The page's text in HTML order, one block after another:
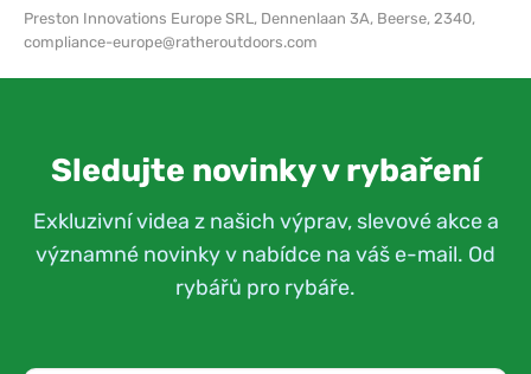
Preston Innovations Europe SRL, Dennenlaan 3A, Beerse, 2340,
compliance-europe@ratheroutdoors.com
Sledujte novinky v rybaření
Exkluzivní videa z našich výprav, slevové akce a
významné novinky v nabídce na váš e-mail. Od
rybářů pro rybáře.